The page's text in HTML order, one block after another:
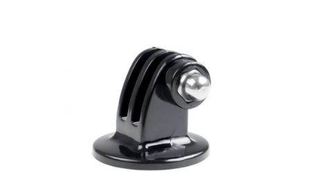
5
Sternen.